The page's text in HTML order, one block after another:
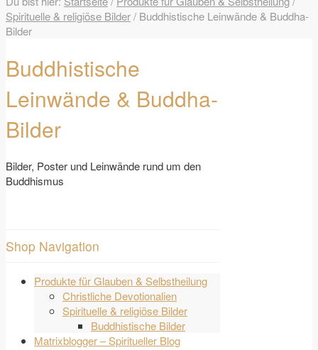
Spirituelle & religiöse Bilder/ Buddhistische Leinwände & Buddha-
Bilder
Buddhistische
Leinwände & Buddha-
Bilder
Bilder, Poster und Leinwände rund um den
Buddhismus
Shop Navigation
Produkte für Glauben & Selbstheilung
Christliche Devotionalien
Spirituelle & religiöse Bilder
Buddhistische Bilder
Matrixblogger – Spiritueller Blog